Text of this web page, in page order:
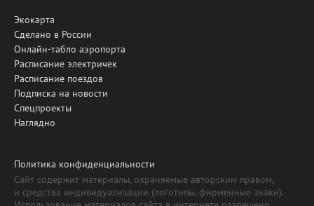
Экокарта
Сделано в России
Онлайн-табло аэропорта
Расписание электричек
Расписание поездов
Подписка на новости
Спецпроекты
Наглядно
Политика конфиденциальности
Сайт содержит материалы, охраняемые авторским правом,
и средства индивидуализации (логотипы, фирменные знаки).